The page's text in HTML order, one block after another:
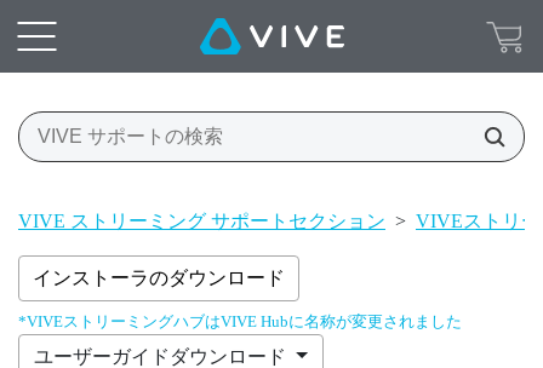
VIVE ストリーミング サポートセクション > VIVEストリ
インストーラのダウンロード
*VIVEストリーミングハブはVIVE Hubに名称が変更されました
ユーザーガイドダウンロード